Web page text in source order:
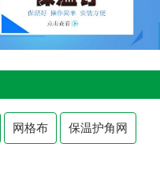
网格布 保温护角网